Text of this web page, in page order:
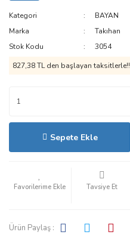
Kategori
BAYAN
Marka
Takıhan
Stok Kodu
3054
827,38 TL den başlayan taksitlerle!!
Sepete Ekle
Tavsiye Et
Ürün Paylaş :